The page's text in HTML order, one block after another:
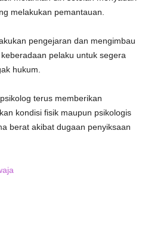
melakukan pemantauan.
pengejaran dan mengimbau
pelaku untuk segera
hukum.
terus memberikan
kondisi fisik maupun psikologis
berat akibat dugaan penyiksaan